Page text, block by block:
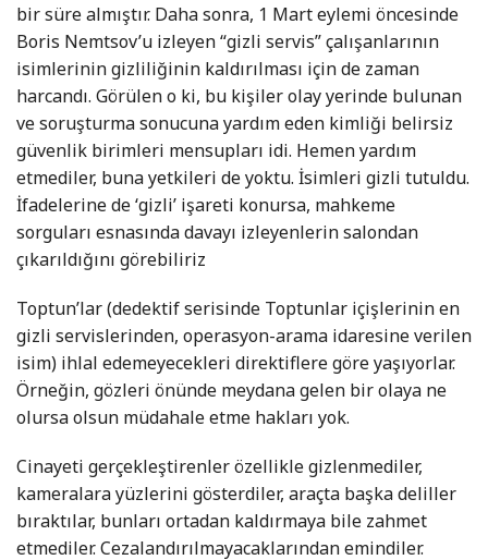
bir süre almıştır. Daha sonra, 1 Mart eylemi öncesinde
Boris Nemtsov’u izleyen “gizli servis” çalışanlarının
isimlerinin gizliliğinin kaldırılması için de zaman
harcandı. Görülen o ki, bu kişiler olay yerinde bulunan
ve soruşturma sonucuna yardım eden kimliği belirsiz
güvenlik birimleri mensupları idi. Hemen yardım
etmediler, buna yetkileri de yoktu. İsimleri gizli tutuldu.
İfadelerine de ‘gizli’ işareti konursa, mahkeme
sorguları esnasında davayı izleyenlerin salondan
çıkarıldığını görebiliriz
Toptun’lar (dedektif serisinde Toptunlar içişlerinin en
gizli servislerinden, operasyon-arama idaresine verilen
isim) ihlal edemeyecekleri direktiflere göre yaşıyorlar.
Örneğin, gözleri önünde meydana gelen bir olaya ne
olursa olsun müdahale etme hakları yok.
Cinayeti gerçekleştirenler özellikle gizlenmediler,
kameralara yüzlerini gösterdiler, araçta başka deliller
bıraktılar, bunları ortadan kaldırmaya bile zahmet
etmediler. Cezalandırılmayacaklarından emindiler.